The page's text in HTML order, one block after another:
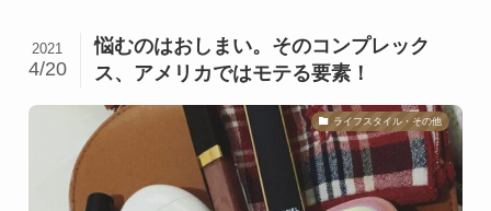
悩むのはおしまい。そのコンプレック
ス、アメリカではモテる要素！
2021
4/20
ライフスタイル・その他